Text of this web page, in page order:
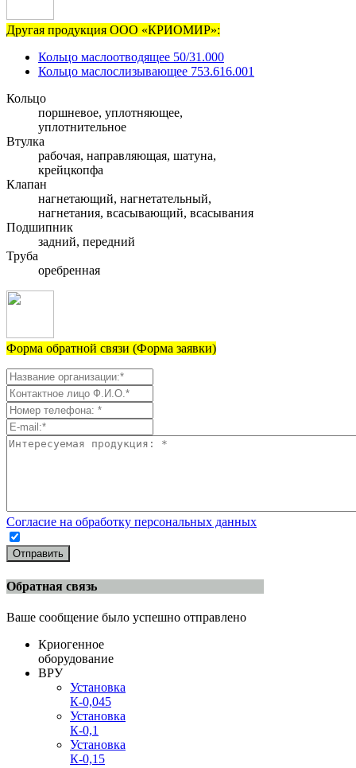
Другая продукция ООО «КРИОМИР»:
Кольцо маслоотводящее 50/31.000
Кольцо маслослизывающее 753.616.001
Кольцо
поршневое, уплотняющее,
уплотнительное
Втулка
рабочая, направляющая, шатуна,
крейцкопфа
Клапан
нагнетающий, нагнетательный,
нагнетания, всасывающий, всасывания
Подшипник
задний, передний
Труба
оребренная
Форма обратной связи (Форма заявки)
Согласие на обработку персональных данных
Отправить
Обратная связь
Ваше сообщение было успешно отправлено
Криогенное
оборудование
ВРУ
Установка
К-0,045
Установка
К-0,1
Установка
К-0,15